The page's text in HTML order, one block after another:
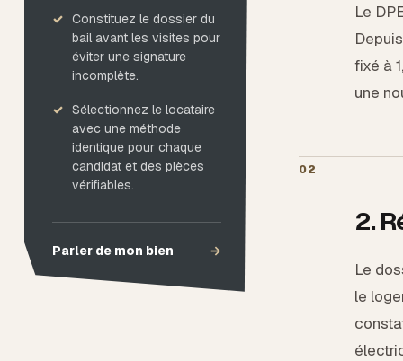
Constituez le dossier du
bail avant les visites pour
éviter une signature
incomplète.
Sélectionnez le locataire
avec une méthode
identique pour chaque
candidat et des pièces
vérifiables.
Parler de mon bien →
Le
fixé à
une
02
2.
Le
le